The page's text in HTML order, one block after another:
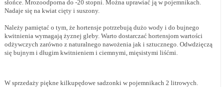
słońce. Mrozoodporna do -20 stopni. Można uprawiać ją w pojemnikach.
Nadaje się na kwiat cięty i suszony.
Należy pamiętać o tym, że hortensje potrzebują dużo wody i do bujnego
kwitnienia wymagają żyznej gleby. Warto dostarczać hortensjom wartości
odżywczych zarówno z naturalnego nawożenia jak i sztucznego. Odwdzięczą
się bujnym i długim kwitnieniem i ciemnymi, mięsistymi liśćmi.
W sprzedaży piękne kilkupędowe sadzonki w pojemnikach 2 litrowych.